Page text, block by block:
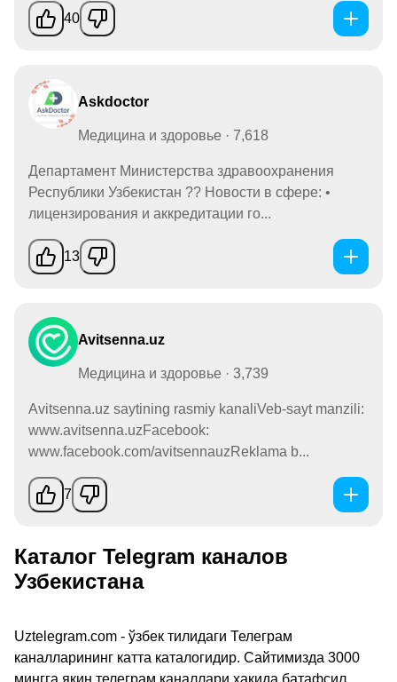
40
Askdoctor
Медицина и здоровье · 7,618
Департамент Министерства здравоохранения
Республики Узбекистан ?? Новости в сфере: •
лицензирования и аккредитации го...
13
Avitsenna.uz
Медицина и здоровье · 3,739
Avitsenna.uz saytining rasmiy kanaliVeb-sayt manzili:
www.avitsenna.uzFacebook:
www.facebook.com/avitsennauzReklama b...
7
Каталог Telegram каналов
Узбекистана
Uztelegram.com - ўзбек тилидаги Телеграм
каналларининг катта каталогидир. Сайтимизда 3000
мингга яқин телеграм каналлари ҳақида батафсил